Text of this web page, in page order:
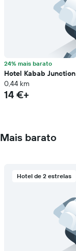
24% mais barato
Hotel Kabab Junction
0,44 km
14 €+
Mais barato
Hotel de 2 estrelas